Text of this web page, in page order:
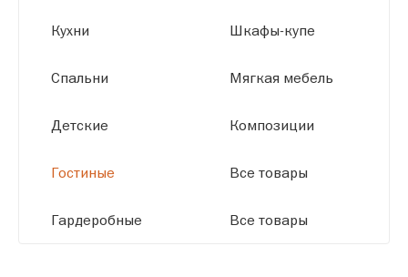
Кухни
Спальни
Детские
Гостиные
Гардеробные
Шкафы-купе
Мягкая мебель
Композиции
Все товары
Все товары